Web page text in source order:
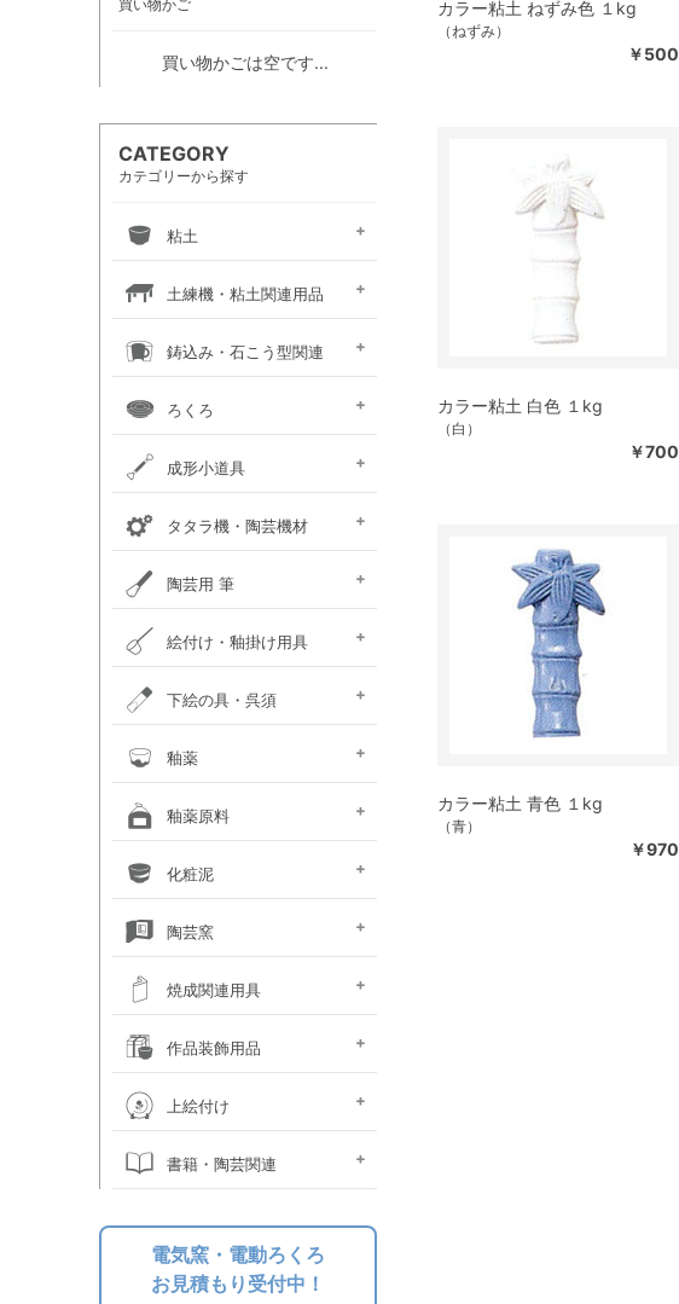
買い物かご
買い物かごは空です...
CATEGORY
カテゴリーから探す
粘土
信楽系粘土
伝統系粘土
創作系粘土
カラー粘土
陶紙
道具土
練り込み絵の具
土練機・粘土関連用品
常圧式土練機
真空式土練機
粘土板・粘土吸水板
粘土粉砕機
粘土練り台・作陶台
粘土貯蔵容器
粘土乾燥箱・棚
鋳込み・石こう型関連
鋳込み用原料
鋳込み用石膏型
鋳込み・石膏型用品
手押し用石膏型
ろくろ
手ろくろ
小型 電動ろくろ
大型 電動ろくろ
電動ろくろオプション
カメ板・芯出し用具
ろくろ作業台・椅子
成形小道具
成形用具セット
かきベラ
カンナ
こて
ヘラ
粘土板・粘土吸水板
延べ棒
切り弓・鹿皮・土かきベラ
トースカン
ポンス・型抜き
印花・装飾用道具
タタラ機・陶芸機材
ポットミル機
タタラ機
釉薬攪拌機
秤
ひも作り機
グラインダ・ハマすり機
陶芸用 筆
陶芸用筆セット
面相筆
彩色･呉須筆
ダミ筆
竹刷毛･平刷毛･平筆
絵付け・釉掛け用具
絵付け・釉掛けセット
絵付け用小道具
梅皿･重ね皿
スポイト･比重計
霧吹き
釉掛けハサミ･柄杓
釉薬攪拌機
上薬容器
釉はがし刷毛･スポンジ
乳鉢
ふるい
のり剤・溶媒剤
（撥水剤・マスキング）
沈殿防止剤・解固剤
下絵の具・呉須
下絵用転写紙
チューブ式下絵の具
液体下絵の具
粉末下絵の具
呉須
下絵具ワンストローク
盛り絵具
下絵用ペン・鉛筆
楽焼下絵具
素焼き素材
釉薬
液体釉薬
粉末釉薬
基礎釉薬
シリーズ（上級者向）
カフェカラー
カレット（ガラス片）
楽焼釉薬 無鉛
釉薬原料
釉薬着色剤 (金属類)
着色土石類
釉薬添加剤
（長石・珪石）
木灰･ワラ灰
釉薬媒溶剤
化粧泥
化粧泥 粉末
化粧泥 液体
陶芸窯
電気陶芸窯
石油陶芸窯
ガス陶芸窯
焼成関連用具
カーボン製棚板
ムライト製棚板
支柱・サイコロ
アルミナ棒
ゼーゲルコーン
陶芸用温度計・熱電対
窯・棚板補修用品
その他焼成小道具
作品装飾用品
桐箱
ウコン布・立札
絵皿立て
照明器具関係
時計ムーブメント
焼酎カラン
掛け花金具
土瓶ツル
作品補修用品
上絵付け
上絵素材
上絵付け絵の具
上絵用転写紙
金液・金油・ラスター液
上絵付け小道具
上絵付け電気炉
上絵付け溶媒
書籍・陶芸関連
陶芸書籍
電気窯・電動ろくろ
お見積もり受付中！
カラー粘土 ねずみ色 １kg
（ねずみ）
￥500
カラー粘土 白色 １kg
（白）
￥700
カラー粘土 青色 １kg
（青）
￥970